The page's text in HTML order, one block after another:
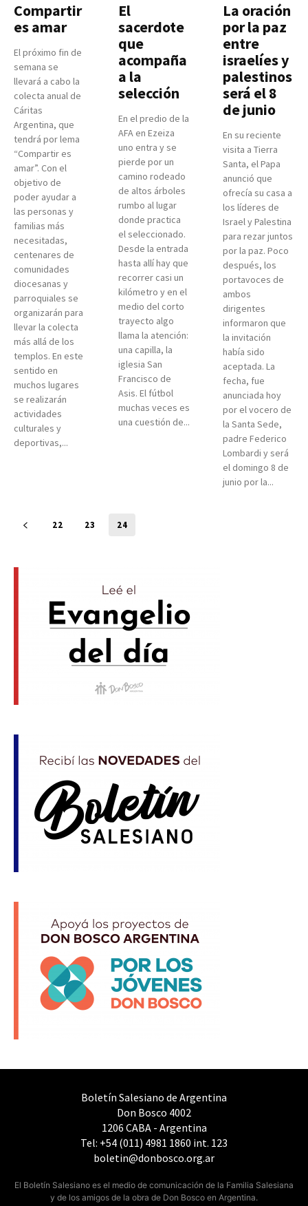
Compartir
es amar
El próximo fin de
semana se
llevará a cabo la
colecta anual de
Cáritas
Argentina, que
tendrá por lema
“Compartir es
amar”. Con el
objetivo de
poder ayudar a
las personas y
familias más
necesitadas,
centenares de
comunidades
diocesanas y
parroquiales se
organizarán para
llevar la colecta
más allá de los
templos. En este
sentido en
muchos lugares
se realizarán
actividades
culturales y
deportivas,...
El
sacerdote
que
acompaña
a la
selección
En el predio de la
AFA en Ezeiza
uno entra y se
pierde por un
camino rodeado
de altos árboles
rumbo al lugar
donde practica
el seleccionado.
Desde la entrada
hasta allí hay que
recorrer casi un
kilómetro y en el
medio del corto
trayecto algo
llama la atención:
una capilla, la
iglesia San
Francisco de
Asis. El fútbol
muchas veces es
una cuestión de...
La oración
por la paz
entre
israelíes y
palestinos
será el 8
de junio
En su reciente
visita a Tierra
Santa, el Papa
anunció que
ofrecía su casa a
los líderes de
Israel y Palestina
para rezar juntos
por la paz. Poco
después, los
portavoces de
ambos
dirigentes
informaron que
la invitación
había sido
aceptada. La
fecha, fue
anunciada hoy
por el vocero de
la Santa Sede,
padre Federico
Lombardi y será
el domingo 8 de
junio por la...
22 23 24
Boletín Salesiano de Argentina
Don Bosco 4002
1206 CABA - Argentina
Tel: +54 (011) 4981 1860 int. 123
boletin@donbosco.org.ar
El Boletín Salesiano es el medio de comunicación de la Familia Salesiana
y de los amigos de la obra de Don Bosco en Argentina.